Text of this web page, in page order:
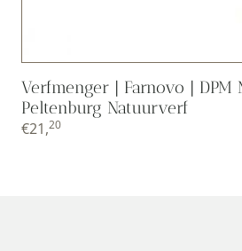
Verfmenger | Farnovo | DPM
Peltenburg Natuurverf
€21,20